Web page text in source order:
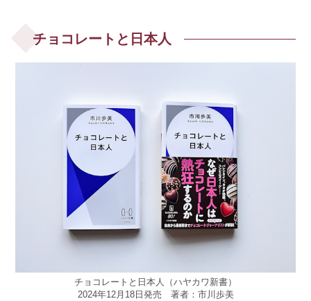
チョコレートと日本人
チョコレートと日本人（ハヤカワ新書）
2024年12月18日発売 著者：市川歩美